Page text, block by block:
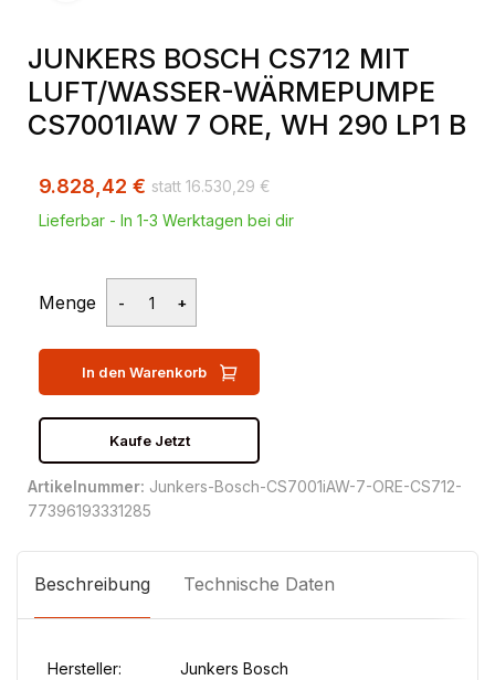
JUNKERS BOSCH CS712 MIT
LUFT/WASSER-WÄRMEPUMPE
CS7001IAW 7 ORE, WH 290 LP1 B
16.530,29 €
9.828,42 €
Lieferbar - In 1-3 Werktagen bei dir
Menge
In den Warenkorb
Kaufe Jetzt
Artikelnummer: Junkers-Bosch-CS7001iAW-7-ORE-CS712-
77396193331285
Beschreibung Technische Daten
Hersteller: Junkers Bosch